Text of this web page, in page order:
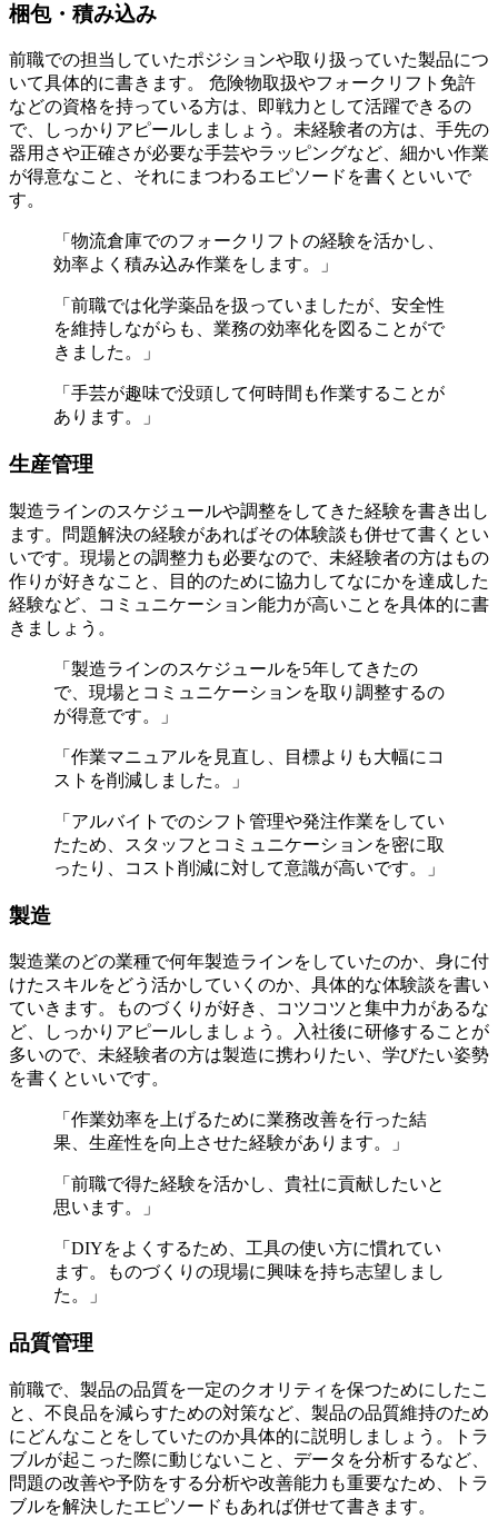
梱包・積み込み
前職での担当していたポジションや取り扱っていた製品につ
いて具体的に書きます。 危険物取扱やフォークリフト免許
などの資格を持っている方は、即戦力として活躍できるの
で、しっかりアピールしましょう。未経験者の方は、手先の
器用さや正確さが必要な手芸やラッピングなど、細かい作業
が得意なこと、それにまつわるエピソードを書くといいで
す。
「物流倉庫でのフォークリフトの経験を活かし、
効率よく積み込み作業をします。」
「前職では化学薬品を扱っていましたが、安全性
を維持しながらも、業務の効率化を図ることがで
きました。」
「手芸が趣味で没頭して何時間も作業することが
あります。」
生産管理
製造ラインのスケジュールや調整をしてきた経験を書き出し
ます。問題解決の経験があればその体験談も併せて書くとい
いです。現場との調整力も必要なので、未経験者の方はもの
作りが好きなこと、目的のために協力してなにかを達成した
経験など、コミュニケーション能力が高いことを具体的に書
きましょう。
「製造ラインのスケジュールを5年してきたの
で、現場とコミュニケーションを取り調整するの
が得意です。」
「作業マニュアルを見直し、目標よりも大幅にコ
ストを削減しました。」
「アルバイトでのシフト管理や発注作業をしてい
たため、スタッフとコミュニケーションを密に取
ったり、コスト削減に対して意識が高いです。」
製造
製造業のどの業種で何年製造ラインをしていたのか、身に付
けたスキルをどう活かしていくのか、具体的な体験談を書い
ていきます。ものづくりが好き、コツコツと集中力があるな
ど、しっかりアピールしましょう。入社後に研修することが
多いので、未経験者の方は製造に携わりたい、学びたい姿勢
を書くといいです。
「作業効率を上げるために業務改善を行った結
果、生産性を向上させた経験があります。」
「前職で得た経験を活かし、貴社に貢献したいと
思います。」
「DIYをよくするため、工具の使い方に慣れてい
ます。ものづくりの現場に興味を持ち志望しまし
た。」
品質管理
前職で、製品の品質を一定のクオリティを保つためにしたこ
と、不良品を減らすための対策など、製品の品質維持のため
にどんなことをしていたのか具体的に説明しましょう。トラ
ブルが起こった際に動じないこと、データを分析するなど、
問題の改善や予防をする分析や改善能力も重要なため、トラ
ブルを解決したエピソードもあれば併せて書きます。